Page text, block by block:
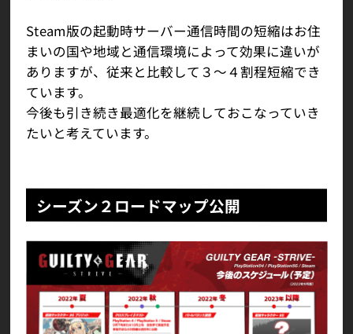
Steam版の起動時サーバー通信時間の短縮はお住
まいの国や地域と通信環境によって効果に違いが
ありますが、従来と比較して３〜４割程短縮でき
ています。
今後も引き続き最適化を継続しておこなっていき
たいと考えています。
シーズン２ロードマップ公開